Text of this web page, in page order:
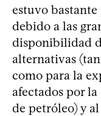
estuvo
debido a las
disponibilidad
alternativas
como para la
afectados por
de petróleo) y